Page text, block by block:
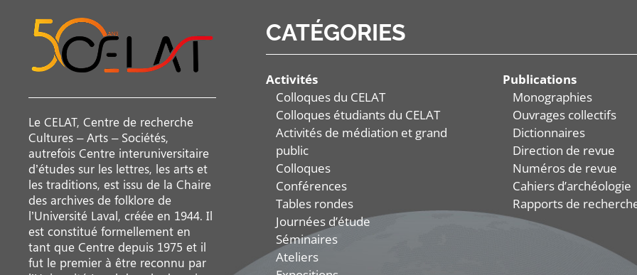
Le CELAT, Centre de recherche
Cultures – Arts – Sociétés,
autrefois Centre interuniversitaire
d’études sur les lettres, les arts et
les traditions, est issu de la Chaire
des archives de folklore de
l’Université Laval, créée en 1944. Il
est constitué formellement en
tant que Centre depuis 1975 et il
fut le premier à être reconnu par
CATÉGORIES
Activités
Colloques du CELAT
Colloques étudiants du CELAT
Activités de médiation et grand
public
Colloques
Conférences
Tables rondes
Journées d’étude
Séminaires
Ateliers
Publications
Monographies
Ouvrages collectifs
Dictionnaires
Direction de revue
Numéros de revue
Cahiers d’archéologie
Rapports de